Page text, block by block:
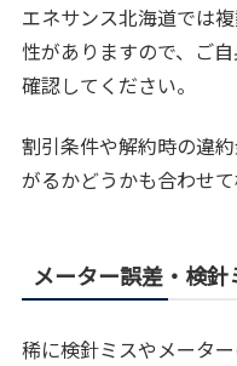
エネサンス北海道では
性がありますので、ご
確認してください。
割引条件や解約時の違
がるかどうかも合わせ
メーター誤差・検針
稀に検針ミスやメータ